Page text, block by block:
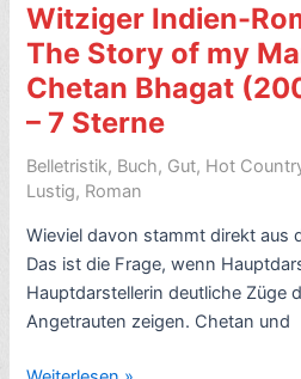
Witziger Indien-
The Story of my
Chetan Bhagat
– 7 Sterne
Belletristik, Buch, Gut, Hot
Lustig, Roman
Wieviel davon stammt direkt aus
Das ist die Frage, wenn
Hauptdarstellerin deutliche Züge
Angetrauten zeigen. Chetan und